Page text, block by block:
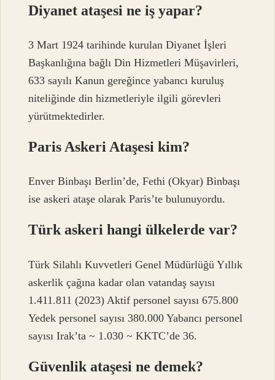
Diyanet ataşesi ne iş yapar?
3 Mart 1924 tarihinde kurulan Diyanet İşleri
Başkanlığına bağlı Din Hizmetleri Müşavirleri,
633 sayılı Kanun gereğince yabancı kuruluş
niteliğinde din hizmetleriyle ilgili görevleri
yürütmektedirler.
Paris Askeri Ataşesi kim?
Enver Binbaşı Berlin’de, Fethi (Okyar) Binbaşı
ise askeri ataşe olarak Paris’te bulunuyordu.
Türk askeri hangi ülkelerde var?
Türk Silahlı Kuvvetleri Genel Müdürlüğü Yıllık
askerlik çağına kadar olan vatandaş sayısı
1.411.811 (2023) Aktif personel sayısı 675.800
Yedek personel sayısı 380.000 Yabancı personel
sayısı Irak’ta ~ 1.030 ~ KKTC’de 36.
Güvenlik ataşesi ne demek?